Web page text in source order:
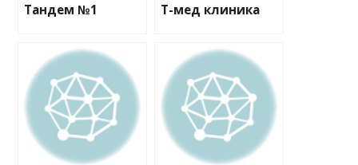
Тандем №1 Т-мед клиника